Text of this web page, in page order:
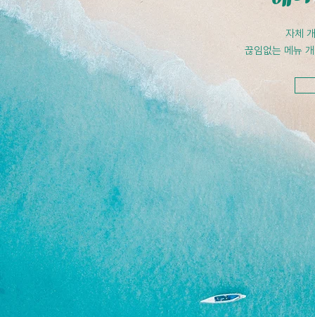
자체
끊임없는 메뉴